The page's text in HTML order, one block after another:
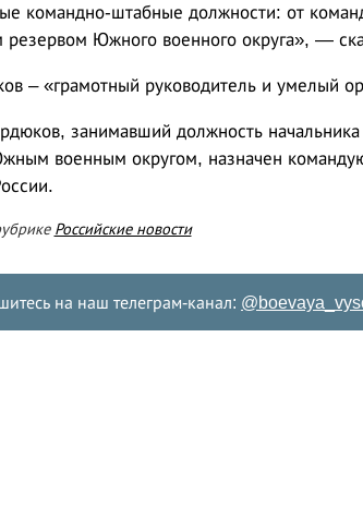
командно-штабные должности: от
Южного военного округа», —
– «грамотный руководитель и умелый
занимавший должность
военным округом, назначен
Российские новости
на наш телеграм-канал: